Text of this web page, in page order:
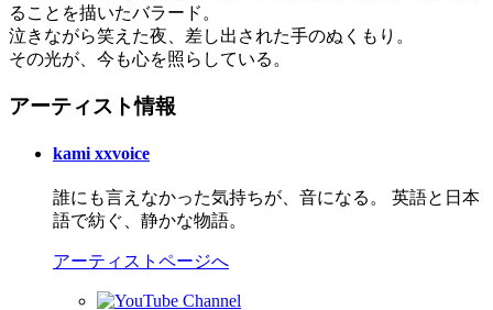
ることを描いたバラード。
泣きながら笑えた夜、差し出された手のぬくもり。
その光が、今も心を照らしている。
アーティスト情報
kami xxvoice
誰にも言えなかった気持ちが、音になる。 英語と日本
語で紡ぐ、静かな物語。
アーティストページへ